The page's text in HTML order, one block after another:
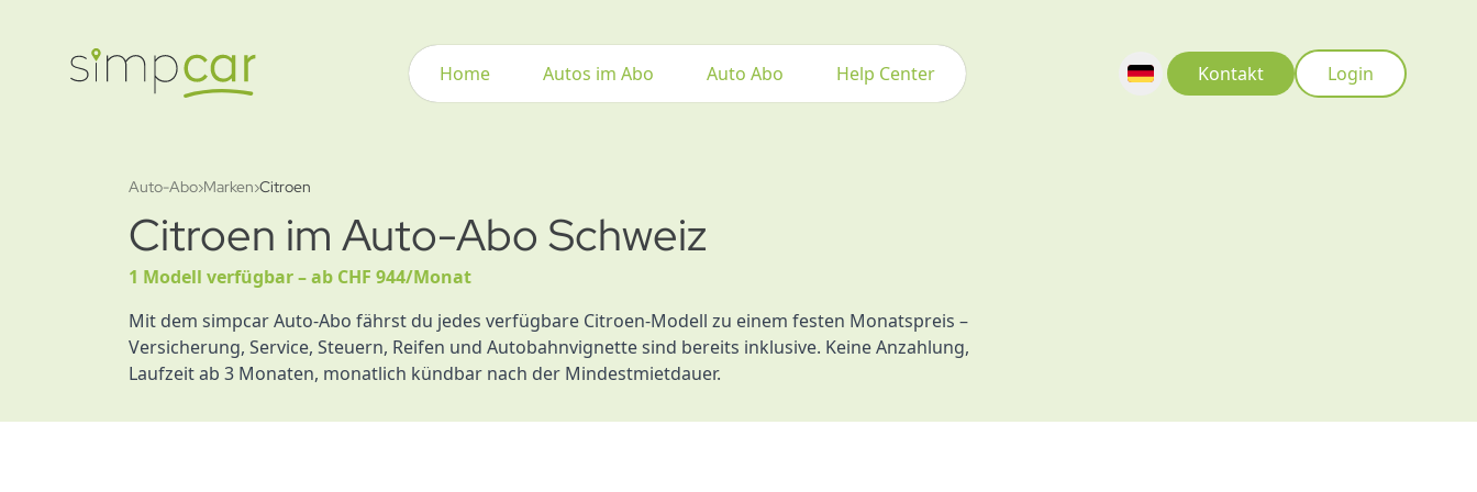
Home Autos im Abo Auto Abo Help Center Kontakt Login
Auto-Abo›Marken›Citroen
Citroen im Auto-Abo Schweiz
1 Modell verfügbar – ab CHF 944/Monat
Mit dem simpcar Auto-Abo fährst du jedes verfügbare Citroen-Modell zu einem festen Monatspreis –
Versicherung, Service, Steuern, Reifen und Autobahnvignette sind bereits inklusive. Keine Anzahlung,
Laufzeit ab 3 Monaten, monatlich kündbar nach der Mindestmietdauer.